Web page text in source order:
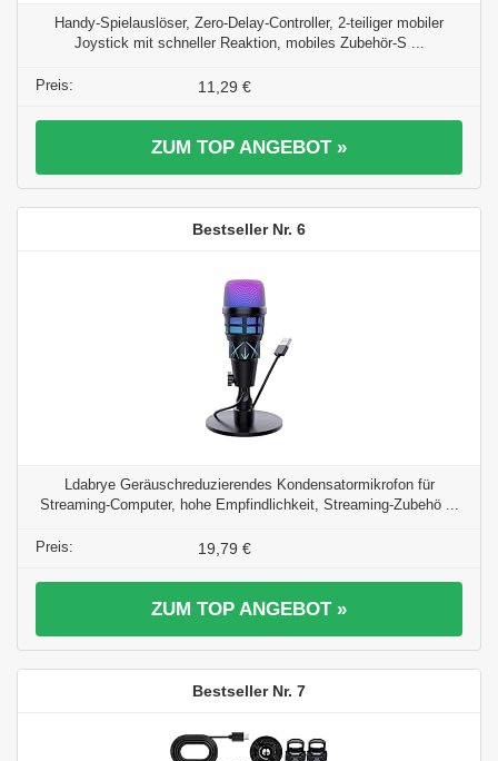
Handy-Spielauslöser, Zero-Delay-Controller, 2-teiliger mobiler
Joystick mit schneller Reaktion, mobiles Zubehör-S ...
11,29 €
ZUM TOP ANGEBOT »
6
Ldabrye Geräuschreduzierendes Kondensatormikrofon für
Streaming-Computer, hohe Empfindlichkeit, Streaming-Zubehö ...
19,79 €
ZUM TOP ANGEBOT »
7